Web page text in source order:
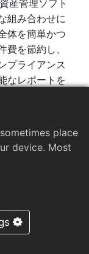
産管理ソフト
組み合わせに
体を簡単かつ
を節約し、
プライアンス
なレポートを
お問い合わせ
place
device. Most